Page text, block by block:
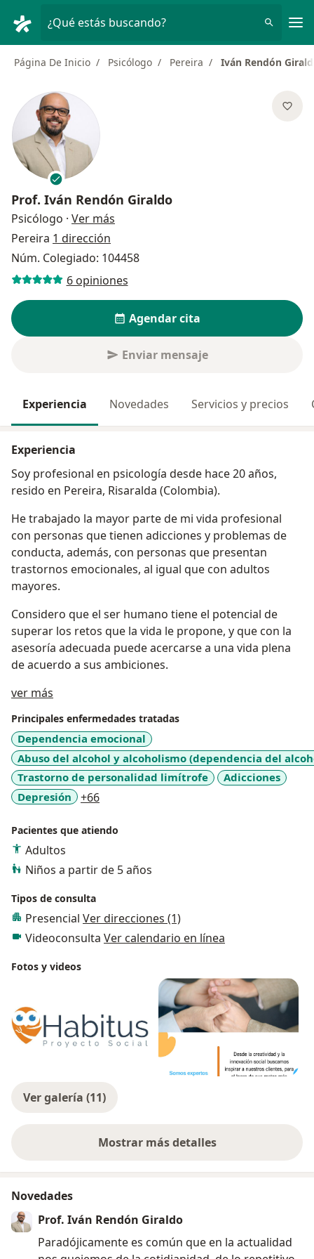
¿Qué estás buscando?
Página De Inicio Psicólogo Pereira Iván Rendón
Prof. Iván Rendón Giraldo
Psicólogo · Ver más
Pereira 1 dirección
Núm. Colegiado: 104458
6 opiniones
Agendar cita
Enviar mensaje
Experiencia Novedades Servicios y precios
Experiencia
Soy profesional en psicología desde hace 20 años,
resido en Pereira, Risaralda (Colombia).
He trabajado la mayor parte de mi vida profesional
con personas que tienen adicciones y problemas de
conducta, además, con personas que presentan
trastornos emocionales, al igual que con adultos
mayores.
Considero que el ser humano tiene el potencial de
superar los retos que la vida le propone, y que con la
asesoría adecuada puede acercarse a una vida plena
de acuerdo a sus ambiciones.
ver más
Principales enfermedades tratadas
Dependencia emocional
Abuso del alcohol y alcoholismo (dependencia del
Trastorno de personalidad limítrofe
Adicciones
Depresión
+66a11y_sr_more_diseases
Pacientes que atiendo
Adultos
Niños a partir de 5 años
Tipos de consulta
Presencial Ver direcciones (1)
Videoconsulta Ver calendario en línea
Fotos y videos
Ver galería (11)
Mostrar más detalles
sobre la experiencia
Novedades
Prof. Iván Rendón Giraldo
Paradójicamente es común que en la actualidad